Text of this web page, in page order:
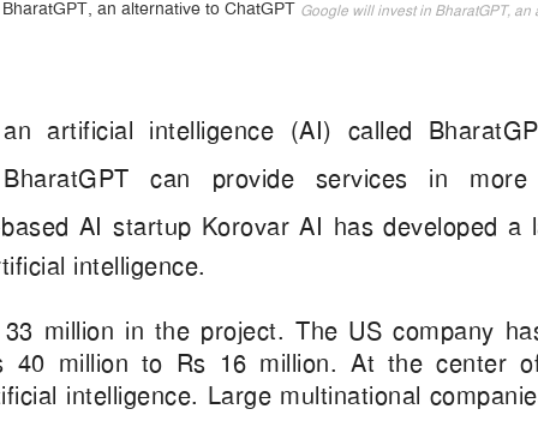
Google will invest in BharatGPT, an
artificial intelligence (AI) called
BharatGPT can provide services in
AI startup Korovar AI has developed a
intelligence.
million in the project. The US company
40 million to Rs 16 million. At the center
intelligence. Large multinational